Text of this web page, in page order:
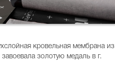
кровельная мембрана из
золотую медаль в г.